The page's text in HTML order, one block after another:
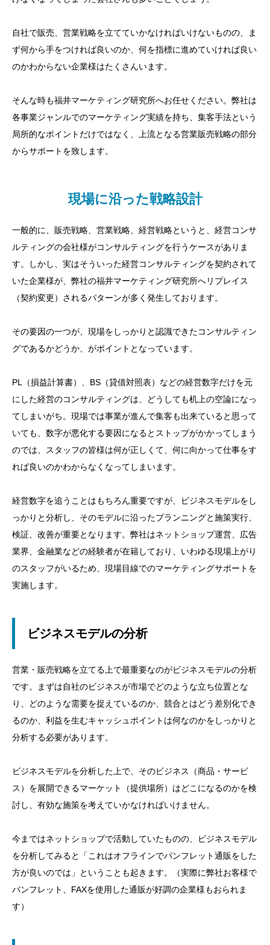
自社で販売、営業戦略を立てていかなければいけないものの、ま
ず何から手をつければ良いのか、何を指標に進めていければ良い
のかわからない企業様はたくさんいます。
そんな時も福井マーケティング研究所へお任せください。弊社は
各事業ジャンルでのマーケティング実績を持ち、集客手法という
局所的なポイントだけではなく、上流となる営業販売戦略の部分
からサポートを致します。
現場に沿った戦略設計
一般的に、販売戦略、営業戦略、経営戦略というと、経営コンサ
ルティングの会社様がコンサルティングを行うケースがありま
す。しかし、実はそういった経営コンサルティングを契約されて
いた企業様が、弊社の福井マーケティング研究所へリプレイス
（契約変更）されるパターンが多く発生しております。
その要因の一つが、現場をしっかりと認識できたコンサルティン
グであるかどうか、がポイントとなっています。
PL（損益計算書）、BS（貸借対照表）などの経営数字だけを元
にした経営のコンサルティングは、どうしても机上の空論になっ
てしまいがち。現場では事業が進んで集客も出来ていると思って
いても、数字が悪化する要因になるとストップがかかってしまう
のでは、スタッフの皆様は何が正しくて、何に向かって仕事をす
れば良いのかわからなくなってしまいます。
経営数字を追うことはもちろん重要ですが、ビジネスモデルをし
っかりと分析し、そのモデルに沿ったプランニングと施策実行、
検証、改善が重要となります。弊社はネットショップ運営、広告
業界、金融業などの経験者が在籍しており、いわゆる現場上がり
のスタッフがいるため、現場目線でのマーケティングサポートを
実施します。
ビジネスモデルの分析
営業・販売戦略を立てる上で最重要なのがビジネスモデルの分析
です。まずは自社のビジネスが市場でどのような立ち位置とな
り、どのような需要を捉えているのか、競合とはどう差別化でき
るのか、利益を生むキャッシュポイントは何なのかをしっかりと
分析する必要があります。
ビジネスモデルを分析した上で、そのビジネス（商品・サービ
ス）を展開できるマーケット（提供場所）はどこになるのかを検
討し、有効な施策を考えていかなければいけません。
今まではネットショップで活動していたものの、ビジネスモデル
を分析してみると「これはオフラインでパンフレット通販をした
方が良いのでは」ということも起きます。（実際に弊社お客様で
パンフレット、FAXを使用した通販が好調の企業様もおられま
す）